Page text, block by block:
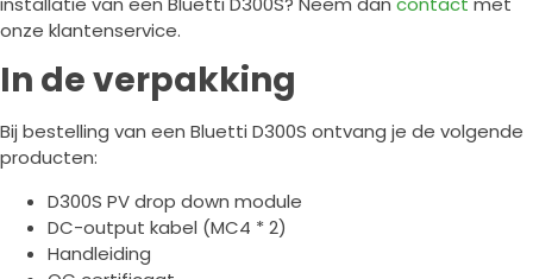
onze klantenservice.
In de verpakking
Bij bestelling van een Bluetti D300S ontvang je de volgende
producten:
D300S PV drop down module
DC-output kabel (MC4 * 2)
Handleiding